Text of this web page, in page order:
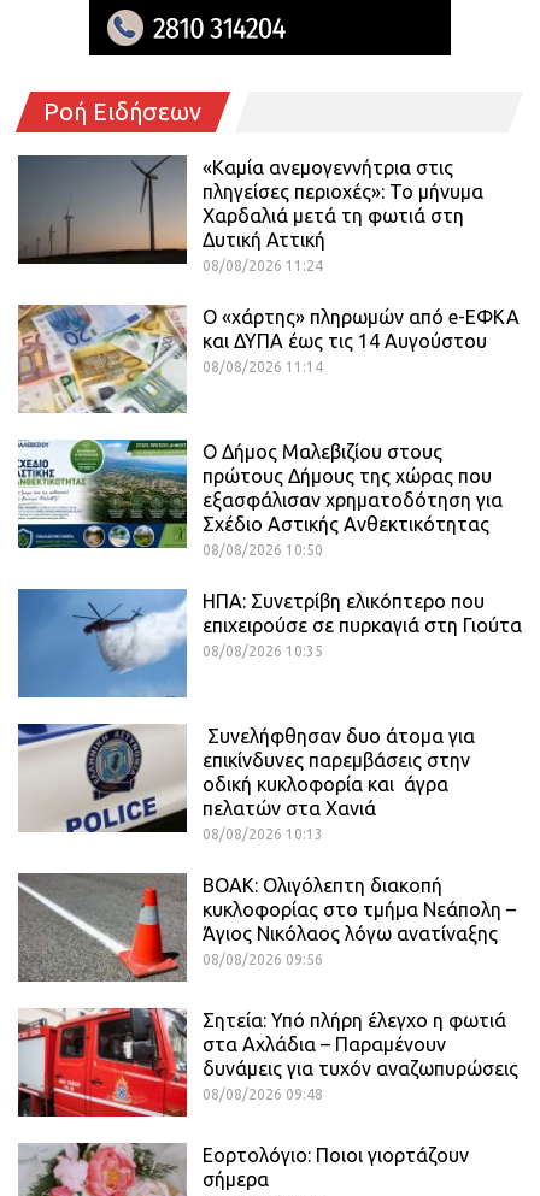
Ροή Ειδήσεων
«Καμία ανεμογεννήτρια στις
πληγείσες περιοχές»: Το μήνυμα
Χαρδαλιά μετά τη φωτιά στη
Δυτική Αττική
08/08/2026 11:24
Ο «χάρτης» πληρωμών από e-ΕΦΚΑ
και ΔΥΠΑ έως τις 14 Αυγούστου
08/08/2026 11:14
Ο Δήμος Μαλεβιζίου στους
πρώτους Δήμους της χώρας που
εξασφάλισαν χρηματοδότηση για
Σχέδιο Αστικής Ανθεκτικότητας
08/08/2026 10:50
ΗΠΑ: Συνετρίβη ελικόπτερο που
επιχειρούσε σε πυρκαγιά στη Γιούτα
08/08/2026 10:35
Συνελήφθησαν δυο άτομα για
επικίνδυνες παρεμβάσεις στην
οδική κυκλοφορία και άγρα
πελατών στα Χανιά
08/08/2026 10:13
ΒΟΑΚ: Ολιγόλεπτη διακοπή
κυκλοφορίας στο τμήμα Νεάπολη –
Άγιος Νικόλαος λόγω ανατίναξης
08/08/2026 09:56
Σητεία: Υπό πλήρη έλεγχο η φωτιά
στα Αχλάδια – Παραμένουν
δυνάμεις για τυχόν αναζωπυρώσεις
08/08/2026 09:48
Εορτολόγιο: Ποιοι γιορτάζουν
σήμερα